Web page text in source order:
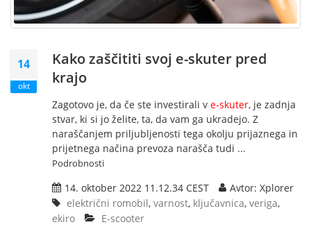
14
okt
Kako zaščititi svoj e-skuter pred
krajo
Zagotovo je, da če ste investirali v e-skuter, je zadnja
stvar, ki si jo želite, ta, da vam ga ukradejo. Z
naraščanjem priljubljenosti tega okolju prijaznega in
prijetnega načina prevoza narašča tudi ...
Podrobnosti
14. oktober 2022 11.12.34 CEST
Avtor: Xplorer
električni romobil, varnost, ključavnica, veriga,
ekiro
E-scooter